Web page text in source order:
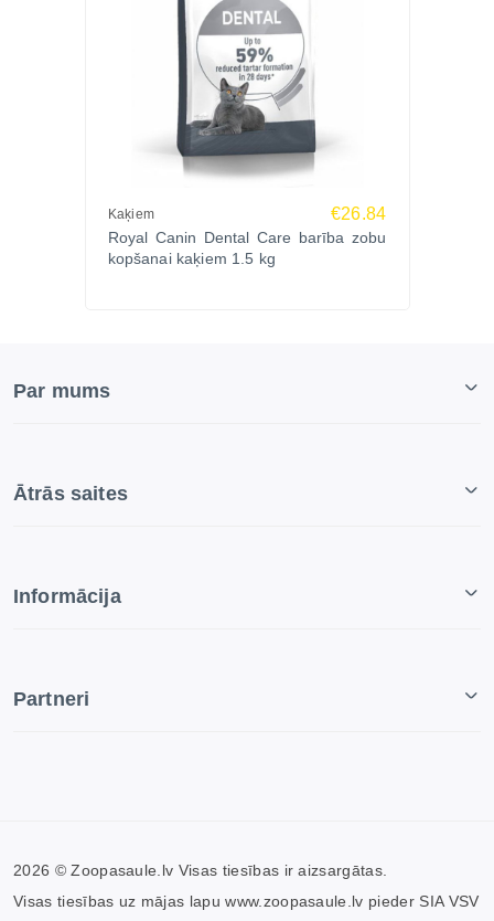
Kaķiem €26.84
Royal Canin Dental Care barība zobu
kopšanai kaķiem 1.5 kg
Par mums
Ātrās saites
Informācija
Partneri
2026 © Zoopasaule.lv Visas tiesības ir aizsargātas.
Visas tiesības uz mājas lapu www.zoopasaule.lv pieder SIA VSV